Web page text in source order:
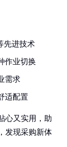
先进技术
作业切换
需求
适配置
心又实用，助
发现采购新体